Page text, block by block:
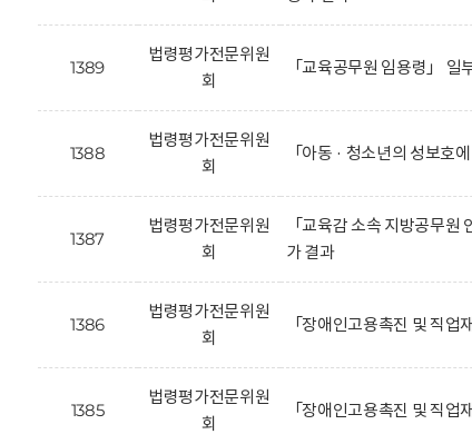
1389
법령평가전문위원
회
「교육공무원 임용령」
1388
법령평가전문위원
회
「아동 · 청소년의 성보호
1387
법령평가전문위원
회
「교육감 소속 지방공무
가 결과
1386
법령평가전문위원
회
「장애인고용촉진 및 직
1385
법령평가전문위원
회
「장애인고용촉진 및 직